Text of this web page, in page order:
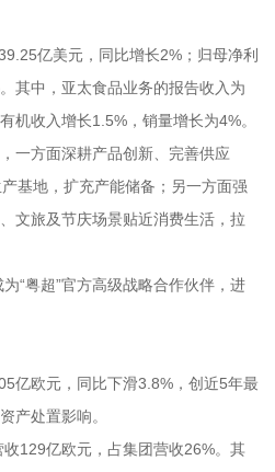
亿美元，同比增长2%；归母净利
其中，亚太食品业务的报告收入为
机收入增长1.5%，销量增长为4%。
一方面深耕产品创新、完善供应
基地，扩充产能储备；另一方面强
文旅及节庆场景贴近消费生活，拉
“粤超”官方高级战略合作伙伴，进
亿欧元，同比下滑3.8%，创近5年最
产处置影响。
129亿欧元，占集团营收26%。其